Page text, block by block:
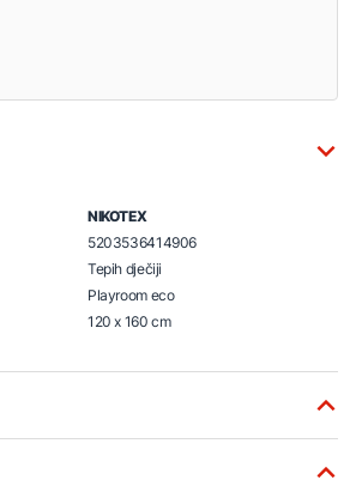
NIKOTEX
5203536414906
Tepih dječiji
Playroom eco
120 x 160 cm